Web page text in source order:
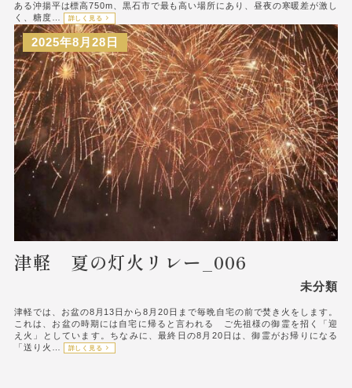
ある沖揚平は標高750m、黒石市で最も高い場所にあり、昼夜の寒暖差が激し
く、糖度…
詳しく見る
2025年8月28日
津軽 夏の灯火リレー_006
未分類
津軽では、お盆の8月13日から8月20日まで毎晩自宅の前で焚き火をします。
これは、お盆の時期には自宅に帰ると言われる ご先祖様の御霊を招く「迎
え火」としています。ちなみに、最終日の8月20日は、御霊がお帰りになる
「送り火…
詳しく見る